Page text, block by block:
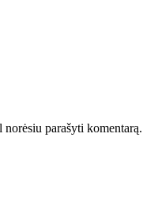
parašyti komentarą.